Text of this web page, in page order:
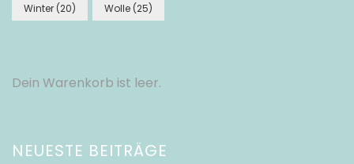
Winter (20) Wolle (25)
Dein Warenkorb ist leer.
NEUESTE BEITRÄGE